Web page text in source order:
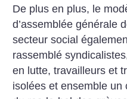
De plus en plus, le
d’assemblée générale
secteur social
rassemblé
en lutte, travailleurs et
isolées et ensemble un